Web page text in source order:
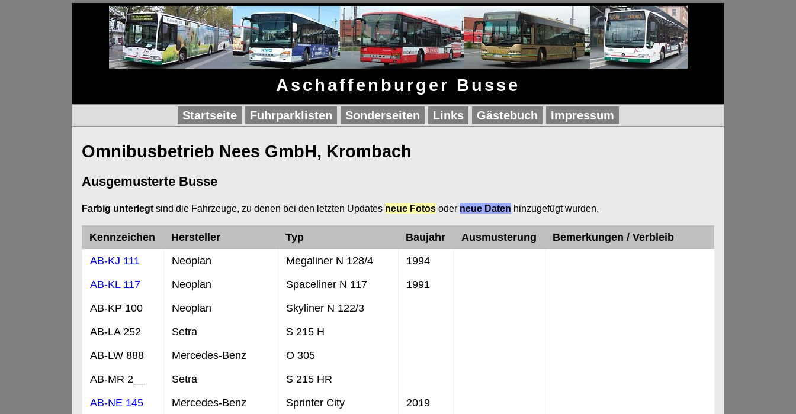
Aschaffenburger Busse
Startseite Fuhrparklisten Sonderseiten Links Gästebuch Impressum
Omnibusbetrieb Nees GmbH, Krombach
Ausgemusterte Busse
Farbig unterlegt sind die Fahrzeuge, zu denen bei den letzten Updates neue Fotos oder neue Daten hinzugefügt wurden.
Kennzeichen Hersteller Typ Baujahr Ausmusterung
Bemerkungen / Verbleib
AB-KJ 111
Neoplan Megaliner N 128/4
1994
AB-KL 117
Neoplan Spaceliner N 117
1991
AB-KP 100
Neoplan
Skyliner N 122/3
AB-LA 252
Setra
S 215 H
AB-LW 888
Mercedes-Benz
O 305
AB-MR 2__
Setra
S 215 HR
AB-NE 145
Mercedes-Benz Sprinter City 2019